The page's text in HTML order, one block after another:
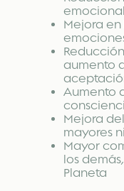
emocional
Mejora
aumento
Aumento
Mejora
mayores
Mayor
los
Planeta